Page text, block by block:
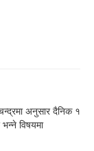
अनुसार दैनिक १
विषयमा